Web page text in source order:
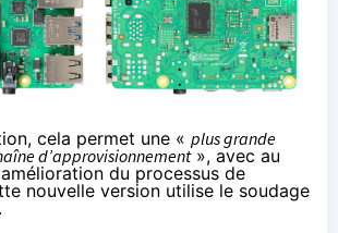
cela permet une « plus grande
d’approvisionnement», avec au
du processus de
nouvelle version utilise le soudage